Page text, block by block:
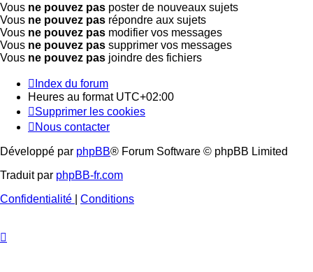
Vous ne pouvez pas poster de nouveaux sujets
Vous ne pouvez pas répondre aux sujets
Vous ne pouvez pas modifier vos messages
Vous ne pouvez pas supprimer vos messages
Vous ne pouvez pas joindre des fichiers
Index du forum
Heures au format UTC+02:00
Supprimer les cookies
Nous contacter
Développé par phpBB® Forum Software © phpBB Limited
Traduit par phpBB-fr.com
Confidentialité
Conditions